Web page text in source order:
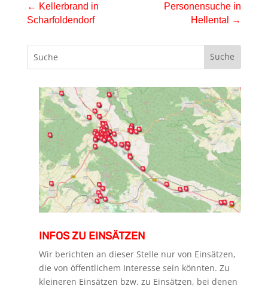
← Kellerbrand in
Scharfoldendorf
Personensuche in
Hellental
→
INFOS ZU EINSÄTZEN
Wir berichten an dieser Stelle nur von Einsätzen,
die von öffentlichem Interesse sein könnten. Zu
kleineren Einsätzen bzw. zu Einsätzen, bei denen